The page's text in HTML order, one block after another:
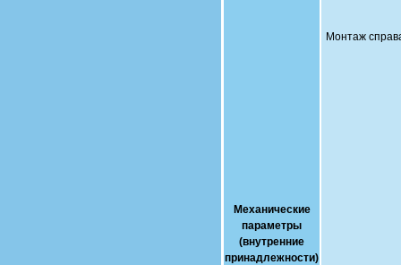
Механические
параметры
(внутренние
принадлежности)
Монтаж